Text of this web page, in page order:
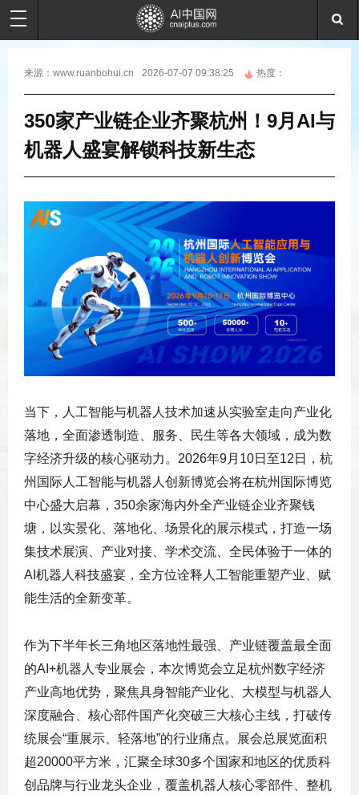
来源： www.ruanbohui.cn 2026-07-07 09:38:25 热度：
350家产业链企业齐聚杭州！9月AI与
机器人盛宴解锁科技新生态
当下，人工智能与机器人技术加速从实验室走向产业化
落地，全面渗透制造、服务、民生等各大领域，成为数
字经济升级的核心驱动力。2026年9月10日至12日， 杭
州国际人工智能与机器人创新博览会将在杭州国际博览
中心盛大启幕，350余家海内外全产业链企业齐聚钱
塘，以实景化、落地化、场景化的展示模式，打造一场
集技术展演、产业对接、学术交流、全民体验于一体的
AI机器人科技盛宴，全方位诠释人工智能重塑产业、赋
能生活的全新变革。
作为下半年长三角地区落地性最强、产业链覆盖最全面
的AI+机器人专业展会，本次博览会立足杭州数字经济
产业高地优势，聚焦具身智能产业化、大模型与机器人
深度融合、核心部件国产化突破三大核心主线，打破传
统展会“重展示、轻落地”的行业痛点。展会总展览面积
超20000平方米，汇聚全球30多个国家和地区的优质科
创品牌与行业龙头企业，覆盖机器人核心零部件、整机